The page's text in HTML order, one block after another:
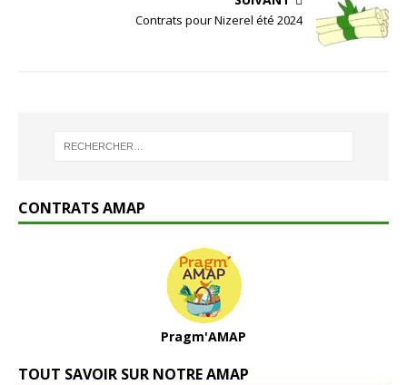
Contrats pour Nizerel été 2024
CONTRATS AMAP
Pragm'AMAP
TOUT SAVOIR SUR NOTRE AMAP